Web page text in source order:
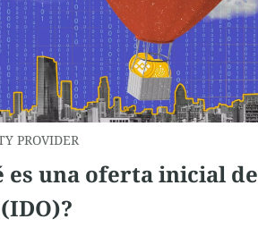
PROVIDER
es una oferta inicial de